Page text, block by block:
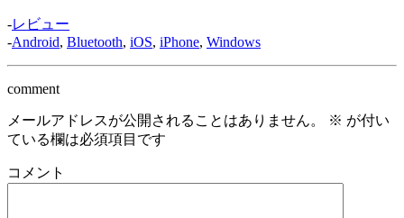
-レビュー
-Android, Bluetooth, iOS, iPhone, Windows
comment
メールアドレスが公開されることはありません。 ※ が付い
ている欄は必須項目です
コメント